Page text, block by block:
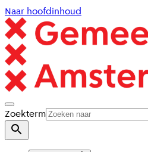
Naar hoofdinhoud
Zoekterm